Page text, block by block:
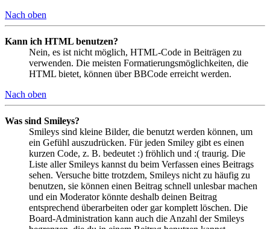
Nach oben
Kann ich HTML benutzen?
Nein, es ist nicht möglich, HTML-Code in Beiträgen zu
verwenden. Die meisten Formatierungsmöglichkeiten, die
HTML bietet, können über BBCode erreicht werden.
Nach oben
Was sind Smileys?
Smileys sind kleine Bilder, die benutzt werden können, um
ein Gefühl auszudrücken. Für jeden Smiley gibt es einen
kurzen Code, z. B. bedeutet :) fröhlich und :( traurig. Die
Liste aller Smileys kannst du beim Verfassen eines Beitrags
sehen. Versuche bitte trotzdem, Smileys nicht zu häufig zu
benutzen, sie können einen Beitrag schnell unlesbar machen
und ein Moderator könnte deshalb deinen Beitrag
entsprechend überarbeiten oder gar komplett löschen. Die
Board-Administration kann auch die Anzahl der Smileys